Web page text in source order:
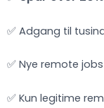
✅ Adgang til
✅ Nye remote
✅ Kun legitime